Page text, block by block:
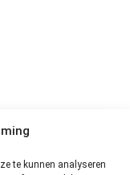
te kunnen analyseren